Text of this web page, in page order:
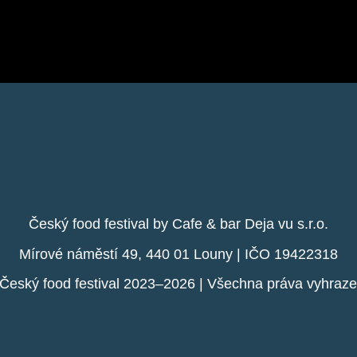
Český food festival by Cafe & bar Deja vu s.r.o.
Mírové náměstí 49, 440 01 Louny | IČO 19422318
food festival 2023–2026 | Všechna práva